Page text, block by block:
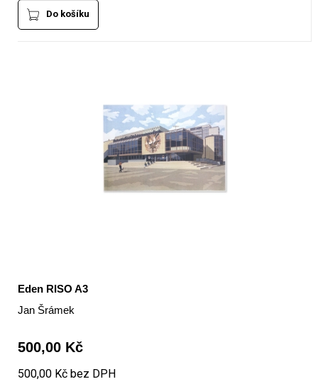
Do košíku
Eden RISO A3
Jan Šrámek
500,00 Kč
500,00 Kč bez DPH